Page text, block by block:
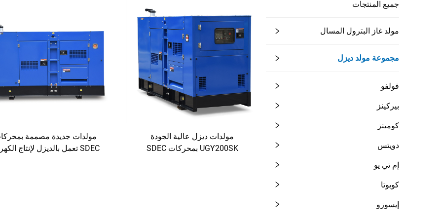
جميع المنتجات
مولد غاز البترول المسال
مجموعة مولد ديزل
فولفو
بيركينز
كومينز
دويتس
إم تي يو
كوبوتا
إيسوزو
مولدات ديزل عالية الجودة
UGY200SK بمحركات SDEC
مولدات جديدة مصممة
SDEC تعمل بالديزل لإنتاج الكهرباء